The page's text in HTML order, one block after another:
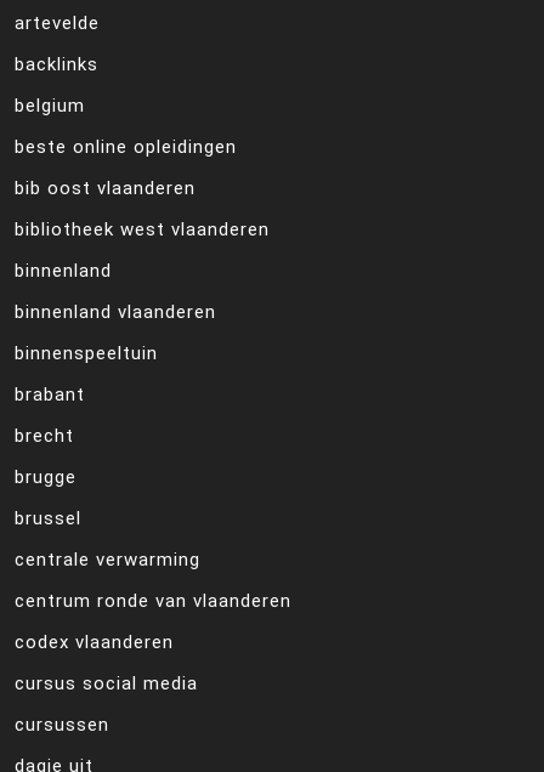
artevelde
backlinks
belgium
beste online opleidingen
bib oost vlaanderen
bibliotheek west vlaanderen
binnenland
binnenland vlaanderen
binnenspeeltuin
brabant
brecht
brugge
brussel
centrale verwarming
centrum ronde van vlaanderen
codex vlaanderen
cursus social media
cursussen
dagje uit